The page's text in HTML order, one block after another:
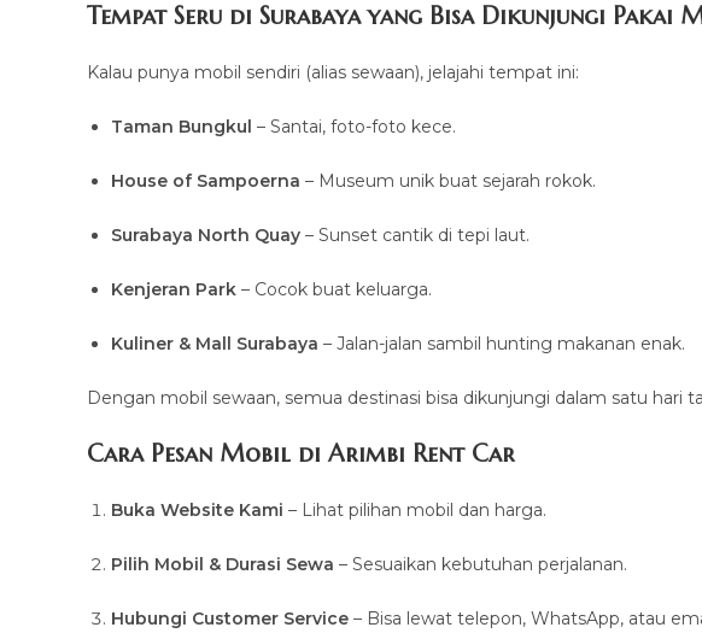
Tempat Seru di Surabaya yang Bisa Dikunjungi Pakai
Kalau punya mobil sendiri (alias sewaan), jelajahi tempat ini:
Taman Bungkul – Santai, foto-foto kece.
House of Sampoerna – Museum unik buat sejarah rokok.
Surabaya North Quay – Sunset cantik di tepi laut.
Kenjeran Park – Cocok buat keluarga.
Kuliner & Mall Surabaya – Jalan-jalan sambil hunting makanan enak.
Dengan mobil sewaan, semua destinasi bisa dikunjungi dalam satu hari
Cara Pesan Mobil di Arimbi Rent Car
Buka Website Kami – Lihat pilihan mobil dan harga.
Pilih Mobil & Durasi Sewa – Sesuaikan kebutuhan perjalanan.
Hubungi Customer Service – Bisa lewat telepon, WhatsApp, atau